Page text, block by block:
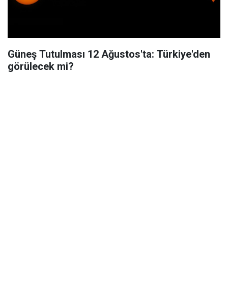
Güneş Tutulması 12 Ağustos'ta: Türkiye'den
görülecek mi?